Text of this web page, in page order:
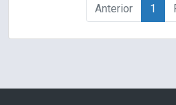
Anterior 1